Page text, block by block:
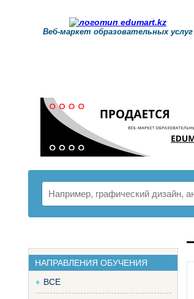
Веб-маркет образовательных услуг
НАПРАВЛЕНИЯ ОБУЧЕНИЯ
ВСЕ